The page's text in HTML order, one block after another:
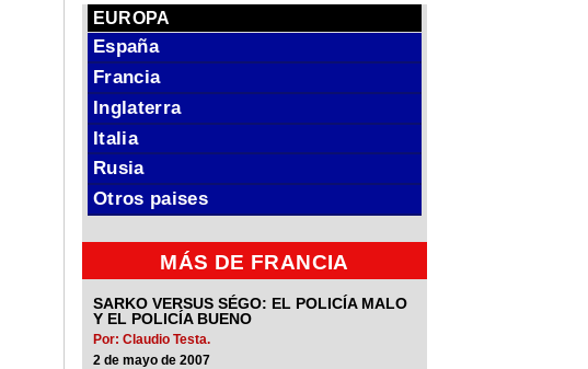
EUROPA
España
Francia
Inglaterra
Italia
Rusia
Otros paises
MÁS DE FRANCIA
SARKO VERSUS SÉGO: EL POLICÍA MALO
Y EL POLICÍA BUENO
Por: Claudio Testa.
2 de mayo de 2007